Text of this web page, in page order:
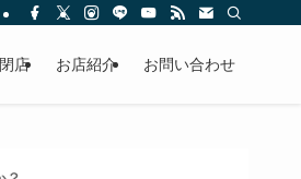
閉店 お店紹介 お問い合わせ